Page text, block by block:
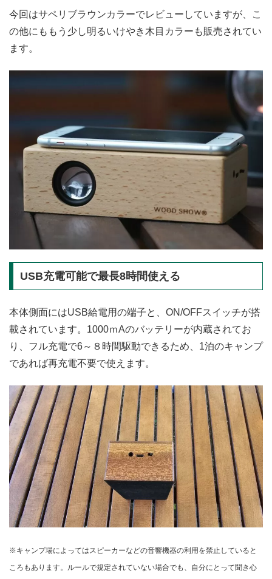
今回はサペリブラウンカラーでレビューしていますが、こ
の他にももう少し明るいけやき木目カラーも販売されてい
ます。
USB充電可能で最長8時間使える
本体側面にはUSB給電用の端子と、ON/OFFスイッチが搭
載されています。1000ｍAのバッテリーが内蔵されてお
り、フル充電で6～８時間駆動できるため、1泊のキャンプ
であれば再充電不要で使えます。
※キャンプ場によってはスピーカーなどの音響機器の利用を禁止していると
ころもあります。ルールで規定されていない場合でも、自分にとって聞き心